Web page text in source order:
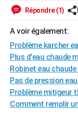
Alimentation
Guide de la santé
Maladies
Médicaments
Sommeil
Destinations
City break
Voyage nature
Voyage de noces
Forum
Climat
+
GUIDES D'ACHAT
BONS PLANS
CARTE DE VOEUX
Répondre (1)
A voir également:
Problème karcher
Plus d'eau chaude
Robinet eau
Pas de pression
Problème mitigeur
Comment remplir